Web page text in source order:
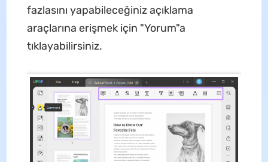
fazlasını yapabileceğiniz açıklama
araçlarına erişmek için "Yorum"a
tıklayabilirsiniz.